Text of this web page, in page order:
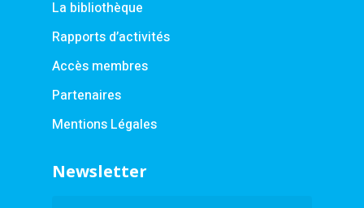
La bibliothèque
Rapports d’activités
Accès membres
Partenaires
Mentions Légales
Newsletter